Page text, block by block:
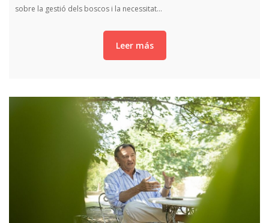
sobre la gestió dels boscos i la necessitat…
Leer más